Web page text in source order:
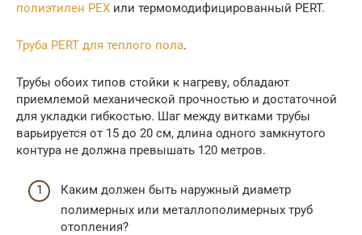
полиэтилен PEX или термомодифицированный PERT.
Труба PERT для теплого пола.
Трубы обоих типов стойки к нагреву, обладают
приемлемой механической прочностью и достаточной
для укладки гибкостью. Шаг между витками трубы
варьируется от 15 до 20 см, длина одного замкнутого
контура не должна превышать 120 метров.
Каким должен быть наружный диаметр
полимерных или металлополимерных труб
отопления?